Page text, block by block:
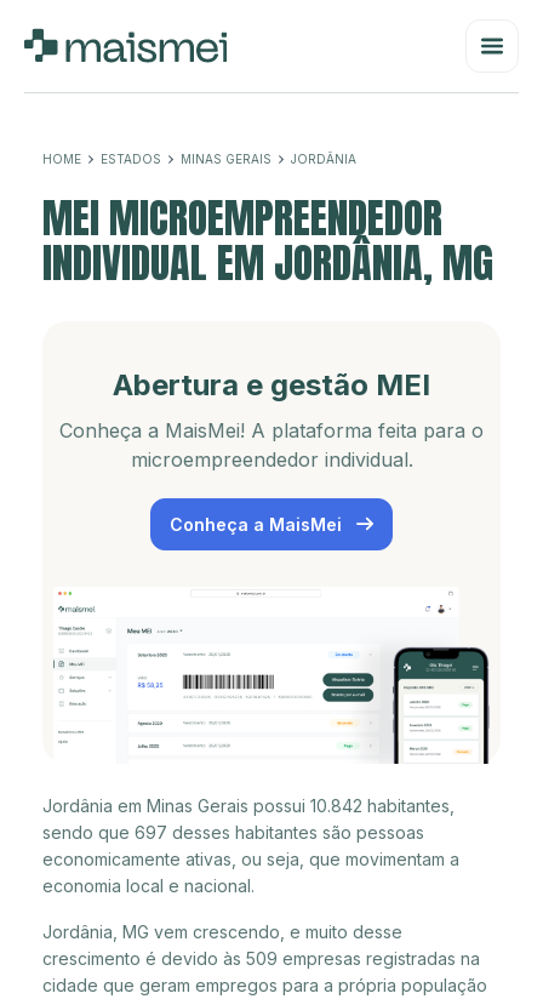
HOME ESTADOS MINAS GERAIS JORDÂNIA
MEI MICROEMPREENDEDOR
INDIVIDUAL EM JORDÂNIA, MG
Abertura e gestão MEI
Conheça a MaisMei! A plataforma feita para o
microempreendedor individual.
Conheça a MaisMei
Jordânia em Minas Gerais possui 10.842 habitantes,
sendo que 697 desses habitantes são pessoas
economicamente ativas, ou seja, que movimentam a
economia local e nacional.
Jordânia, MG vem crescendo, e muito desse
crescimento é devido às 509 empresas registradas na
cidade que geram empregos para a própria população